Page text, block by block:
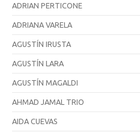
ADRIAN PERTICONE
ADRIANA VARELA
AGUSTÍN IRUSTA
AGUSTÍN LARA
AGUSTÍN MAGALDI
AHMAD JAMAL TRIO
AIDA CUEVAS